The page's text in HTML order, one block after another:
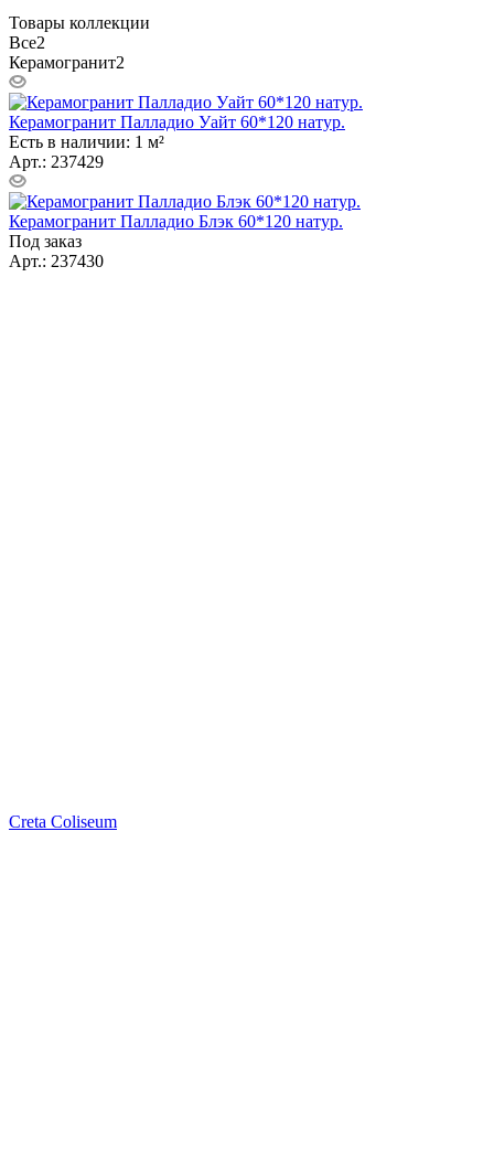
Товары коллекции
Все2
Керамогранит2
Керамогранит Палладио Уайт 60*120 натур.
Есть в наличии: 1 м²
Арт.: 237429
Керамогранит Палладио Блэк 60*120 натур.
Под заказ
Арт.: 237430
Creta Coliseum